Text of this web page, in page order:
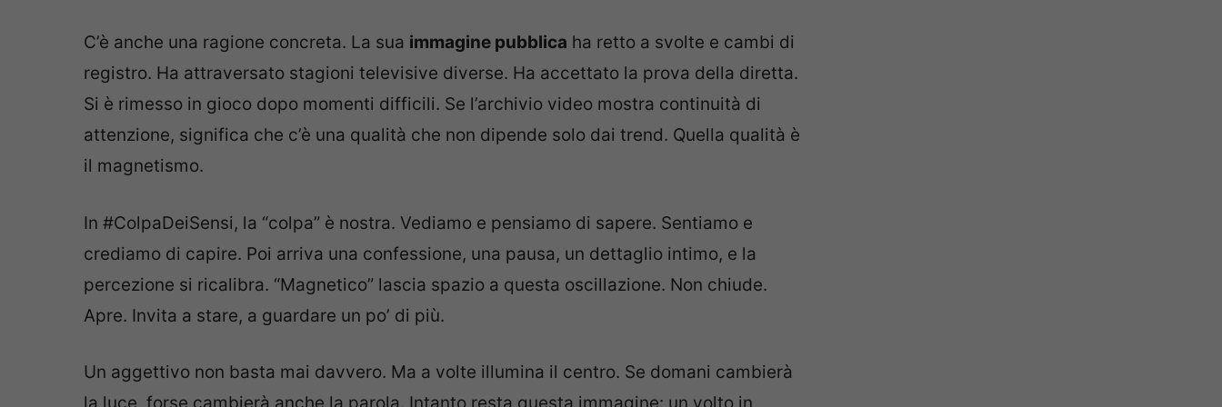
C’è anche una ragione concreta. La sua immagine pubblica ha retto a svolte e cambi di
registro. Ha attraversato stagioni televisive diverse. Ha accettato la prova della diretta.
Si è rimesso in gioco dopo momenti difficili. Se l’archivio video mostra continuità di
attenzione, significa che c’è una qualità che non dipende solo dai trend. Quella qualità è
il magnetismo.
In #ColpaDeiSensi, la “colpa” è nostra. Vediamo e pensiamo di sapere. Sentiamo e
crediamo di capire. Poi arriva una confessione, una pausa, un dettaglio intimo, e la
percezione si ricalibra. “Magnetico” lascia spazio a questa oscillazione. Non chiude.
Apre. Invita a stare, a guardare un po’ di più.
Un aggettivo non basta mai davvero. Ma a volte illumina il centro. Se domani cambierà